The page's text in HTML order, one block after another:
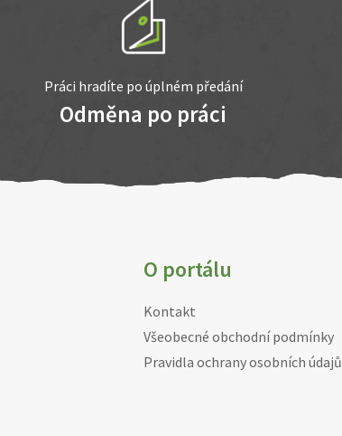
Práci hradíte po úplném předání
Odměna po práci
O portálu
Kontakt
Všeobecné obchodní podmínky
Pravidla ochrany osobních údajů